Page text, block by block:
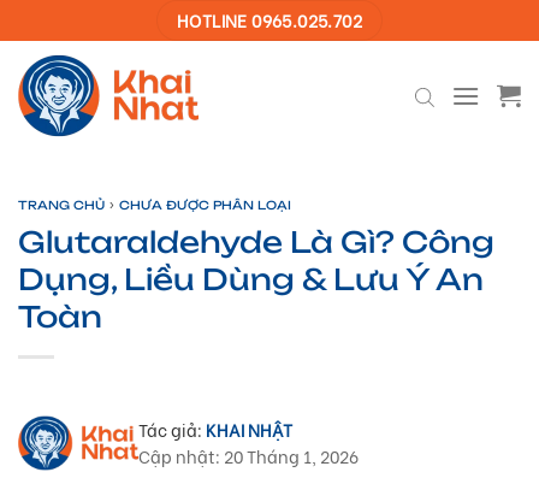
to
content
HOTLINE 0965.025.702
TRANG CHỦ › CHƯA ĐƯỢC PHÂN LOẠI
Glutaraldehyde Là Gì? Công
Dụng, Liều Dùng & Lưu Ý An
Toàn
Tác giả: KHAI NHẬT
Cập nhật: 20 Tháng 1, 2026